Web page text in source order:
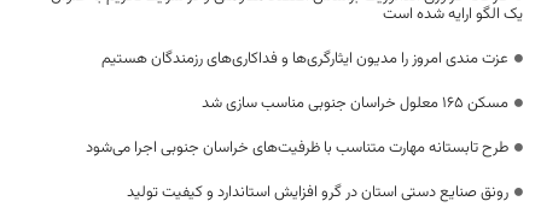
یک الگو ارایه شده است
عزت مندی امروز را مدیون ایثارگری‌ها و فداکاری‌های رزمندگان هستیم
مسکن 165 معلول خراسان جنوبی مناسب سازی شد
طرح تابستانه مهارت متناسب با ظرفیت‌های خراسان جنوبی اجرا می‌شود
رونق صنایع دستی استان در گرو افزایش استاندارد و کیفیت تولید